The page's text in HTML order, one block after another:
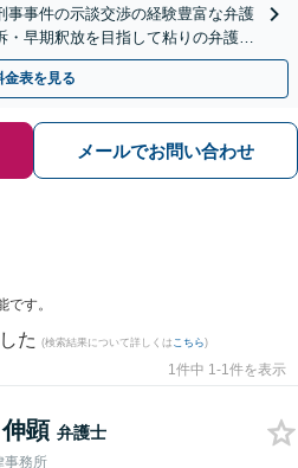
事事件の示談交渉の経験豊富な弁護
早期釈放を目指して粘りの弁護活
金表を見る
メールでお問い合わせ
す。
た (検索結果について詳しくは こちら)
1件中 1-1件を表示
顕 弁護士
事務所